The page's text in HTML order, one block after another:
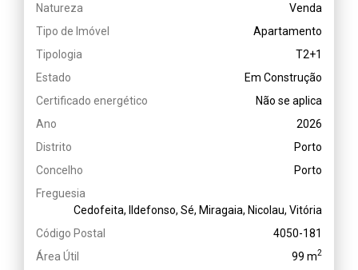
Natureza
Venda
Tipo de Imóvel
Apartamento
Tipologia
T2+1
Estado
Em Construção
Certificado energético
Não se aplica
Ano
2026
Distrito
Porto
Concelho
Porto
Freguesia
Cedofeita, Ildefonso, Sé, Miragaia, Nicolau, Vitória
Código Postal
4050-181
Área Útil
99 m2